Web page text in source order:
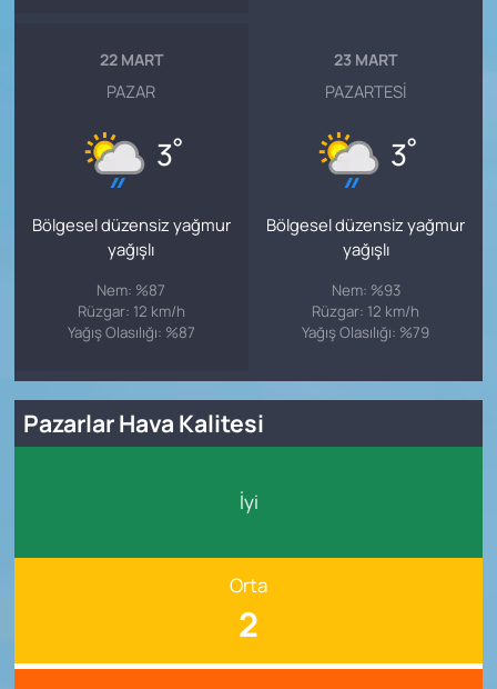
22 MART
PAZAR
3°
Bölgesel düzensiz yağmur
yağışlı
Nem: %87
Rüzgar: 12 km/h
Yağış Olasılığı: %87
23 MART
PAZARTESI
3°
Bölgesel düzensiz yağmur
yağışlı
Nem: %93
Rüzgar: 12 km/h
Yağış Olasılığı: %79
Pazarlar Hava Kalitesi
İyi
Orta
2